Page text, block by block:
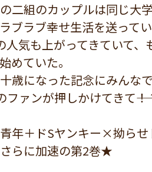
二組のカップルは同じ大学
ブラブ幸せ生活を送ってい
気も上がってきていて
めていた。
歳になった記念にみんな
ァンが押しかけてきて――！
年＋ドSヤンキー×拗らせ
らに加速の第2巻★